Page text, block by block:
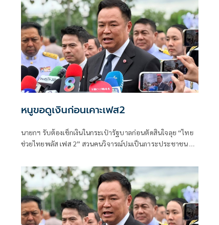
หนูขอดูเงินก่อนเคาะเฟส2
นายกฯ รับต้องเช็กเงินในกระเป๋ารัฐบาลก่อนตัดสินใจลุย “ไทย
ช่วยไทยพลัส เฟส 2” สวนคนวิจารณ์ปมเป็นภาระประชาชน ชี้
ไทยพลัสหรือไม่